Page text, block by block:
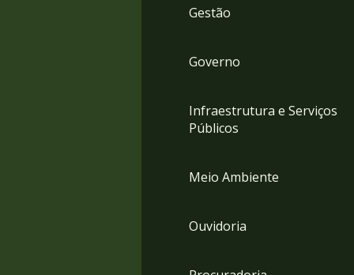
Gestão
Governo
Infraestrutura e Serviços
Públicos
Meio Ambiente
Ouvidoria